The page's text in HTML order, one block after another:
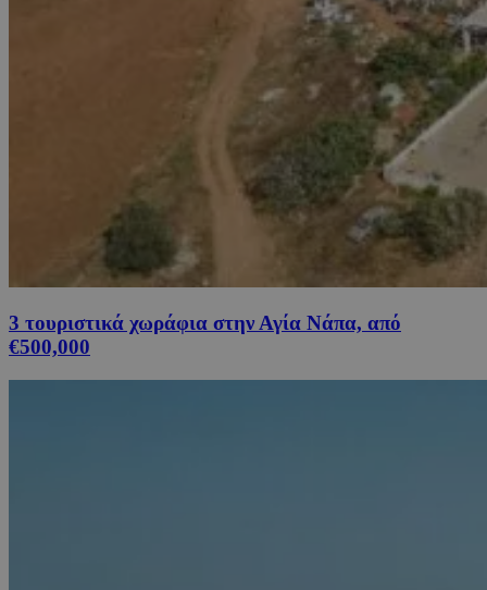
3 τουριστικά χωράφια στην Αγία Νάπα, από
€500,000